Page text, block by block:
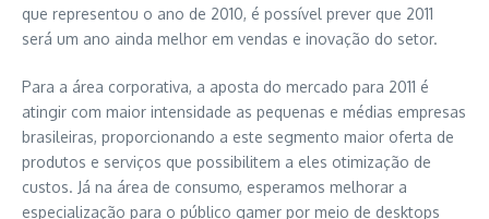
que representou o ano de 2010, é possível prever que 2011
será um ano ainda melhor em vendas e inovação do setor.
Para a área corporativa, a aposta do mercado para 2011 é
atingir com maior intensidade as pequenas e médias empresas
brasileiras, proporcionando a este segmento maior oferta de
produtos e serviços que possibilitem a eles otimização de
custos. Já na área de consumo, esperamos melhorar a
especialização para o público gamer por meio de desktops